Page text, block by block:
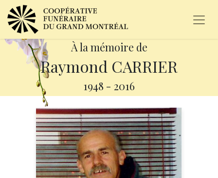
À la mémoire de
Raymond CARRIER
1948 - 2016